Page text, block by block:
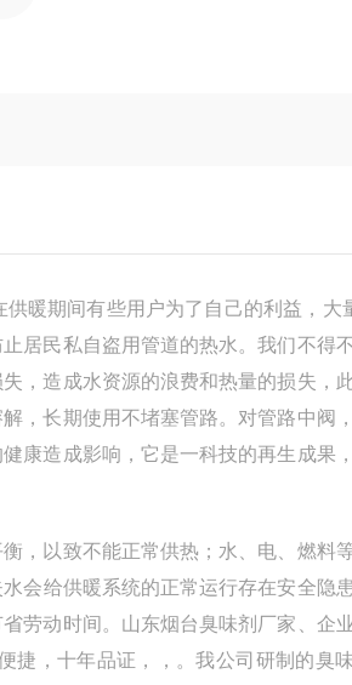
暖期间有些用户为了自己的利益，大
居民私自盗用管道的热水。我们不得
，造成水资源的浪费和热量的损失，
，长期使用不堵塞管路。对管路中阀
康造成影响，它是一科技的再生成果
，以致不能正常供热；水、电、燃料
会给供暖系统的正常运行存在安全隐
劳动时间。山东烟台臭味剂厂家、企
捷，十年品证，，。我公司研制的臭